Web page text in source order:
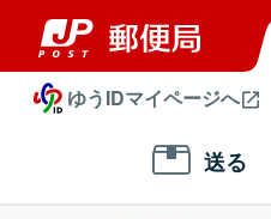
ゆうIDマイページへ
送る